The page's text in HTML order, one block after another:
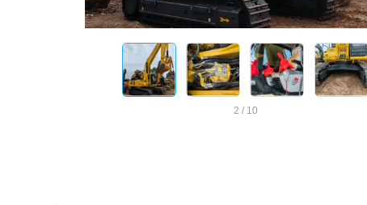
2 / 10